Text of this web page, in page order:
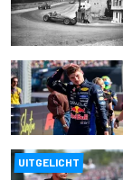
UITGELICHT